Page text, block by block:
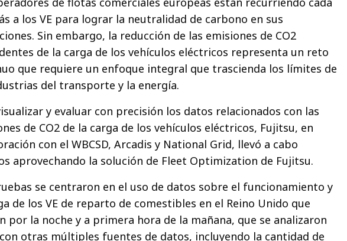
a los VE para lograr la neutralidad de carbono en sus
Sin embargo, la reducción de las emisiones de CO2
de la carga de los vehículos eléctricos representa un reto
que requiere un enfoque integral que trascienda los límites de
del transporte y la energía.
y evaluar con precisión los datos relacionados con las
de CO2 de la carga de los vehículos eléctricos, Fujitsu, en
con el WBCSD, Arcadis y National Grid, llevó a cabo
aprovechando la solución de Fleet Optimization de Fujitsu.
se centraron en el uso de datos sobre el funcionamiento y
de los VE de reparto de comestibles en el Reino Unido que
por la noche y a primera hora de la mañana, que se analizaron
otras múltiples fuentes de datos, incluyendo la cantidad de